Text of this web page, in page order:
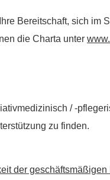
Bereitschaft, sich
die Charta unter
/ -
zu finden.
der